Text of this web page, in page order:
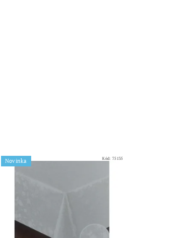
Novinka Kód:75135